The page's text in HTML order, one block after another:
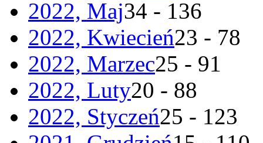
2022, Maj34 - 136
2022, Kwiecień23 - 78
2022, Marzec25 - 91
2022, Luty20 - 88
2022, Styczeń25 - 123